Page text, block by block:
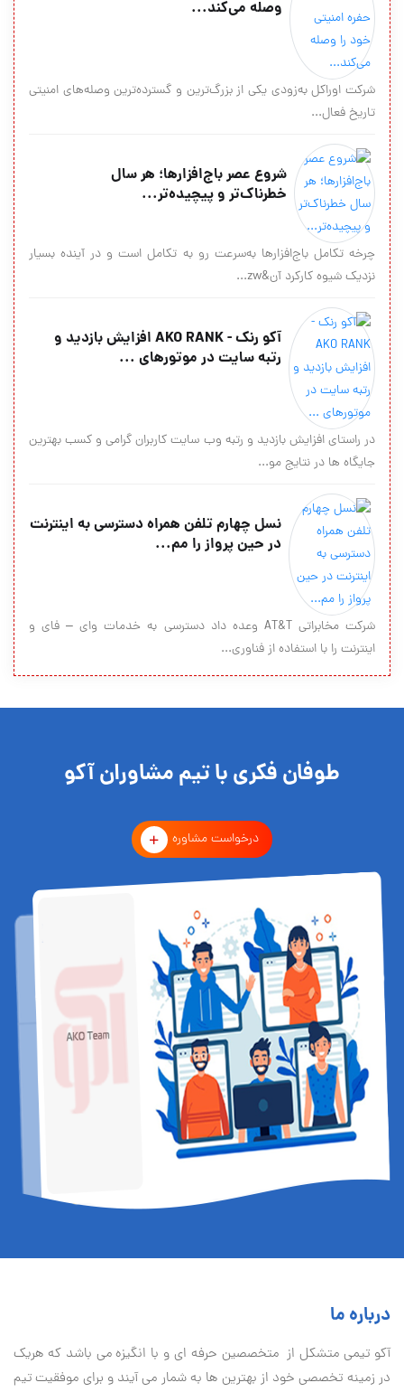
وصله می‌کند...
شرکت اوراکل به‌زودی یکی از بزرگ‌ترین و گسترده‌ترین وصله‌های امنیتی
تاریخ فعال...
شروع عصر باج‌افزارها؛ هر سال
خطرناک‌تر و پیچیده‌تر...
چرخه تکامل باج‌افزارها به‌سرعت رو به تکامل است و در آینده بسیار
نزدیک شیوه کارکرد آن&zw...
آکو رنک - AKO RANK افزایش بازدید و
رتبه سایت در موتورهای ...
در راستای افزایش بازدید و رتبه وب سایت کاربران گرامی و کسب بهترین
جایگاه ها در نتایج مو...
نسل چهارم تلفن همراه دسترسی به اینترنت
در حین پرواز را مم...
شرکت مخابراتی AT&T وعده داد دسترسی به خدمات وای – فای و
اینترنت را با استفاده از فناوری...
طوفان فکری با تیم مشاوران آکو
درخواست مشاوره
درباره ما
آكو تيمی متشکل از متخصصین حرفه ای و با انگیزه می باشد که هریک
در زمینه تخصصی خود از بهترین ها به شمار می آیند و برای موفقیت تيم